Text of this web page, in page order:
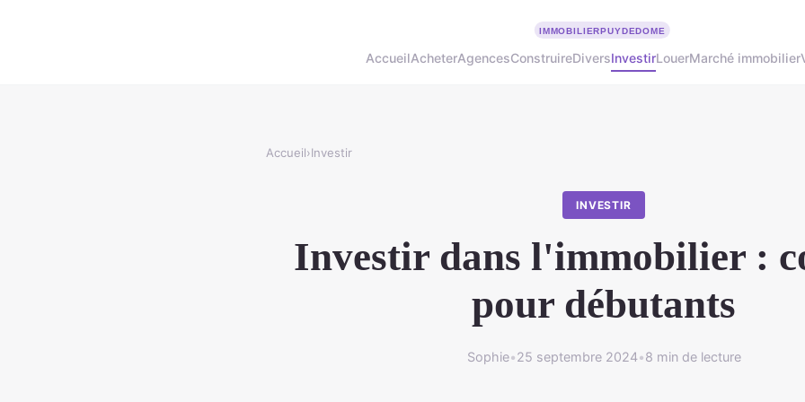
AccueilAcheterAgencesConstruireDiversInvestirLouerMarché immobilier
Accueil›Investir
INVESTIR
Investir dans l'immobilier :
pour débutants
Sophie•25 septembre 2024•8 min de lecture